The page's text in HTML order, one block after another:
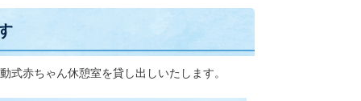
赤ちゃん休憩室を貸し出しいたします。